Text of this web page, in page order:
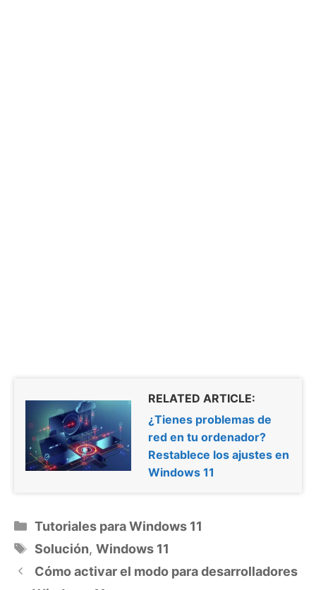
RELATED ARTICLE:
¿Tienes problemas de
red en tu ordenador?
Restablece los ajustes en
Windows 11
Categorías
Tutoriales para Windows 11
Etiquetas
Solución, Windows 11
Cómo activar el modo para desarrolladores